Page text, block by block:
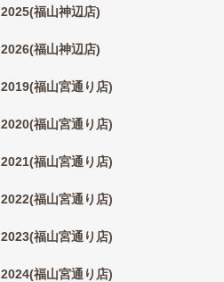
2025(福山神辺店)
2026(福山神辺店)
2019(福山宮通り店)
2020(福山宮通り店)
2021(福山宮通り店)
2022(福山宮通り店)
2023(福山宮通り店)
2024(福山宮通り店)